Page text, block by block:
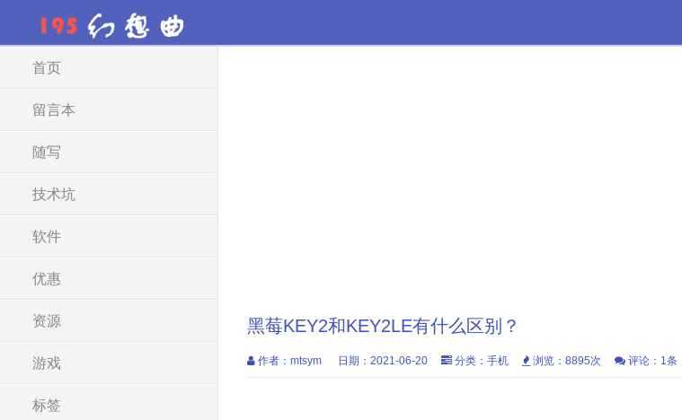
首页
留言本
随写
技术坑
软件
优惠
资源
游戏
标签
黑莓KEY2和KEY2LE有什么区别？
作者：mtsym 日期：2021-06-20 分类：手机 浏览：8895次 评论：1条